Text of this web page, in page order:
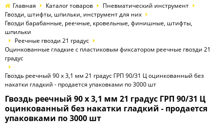
Главная Каталог товаров
Пневматический инструмент
Гвозди, штифты, шпильки, инструмент для них
Гвозди барабанные, реечные, кровельные, финишные, штифты,
шпильки
Реечные гвозди 21 градус
Оцинкованные гладкие с пластиковым фиксатором реечные гвозди 21
градус
Гвоздь реечный 90 х 3,1 мм 21 градус ГРП 90/31 Ц оцинкованный без
накатки гладкий - продается упаковками по 3000 шт
Гвоздь реечный 90 х 3,1 мм 21 градус ГРП 90/31 Ц
оцинкованный без накатки гладкий - продается
упаковками по 3000 шт